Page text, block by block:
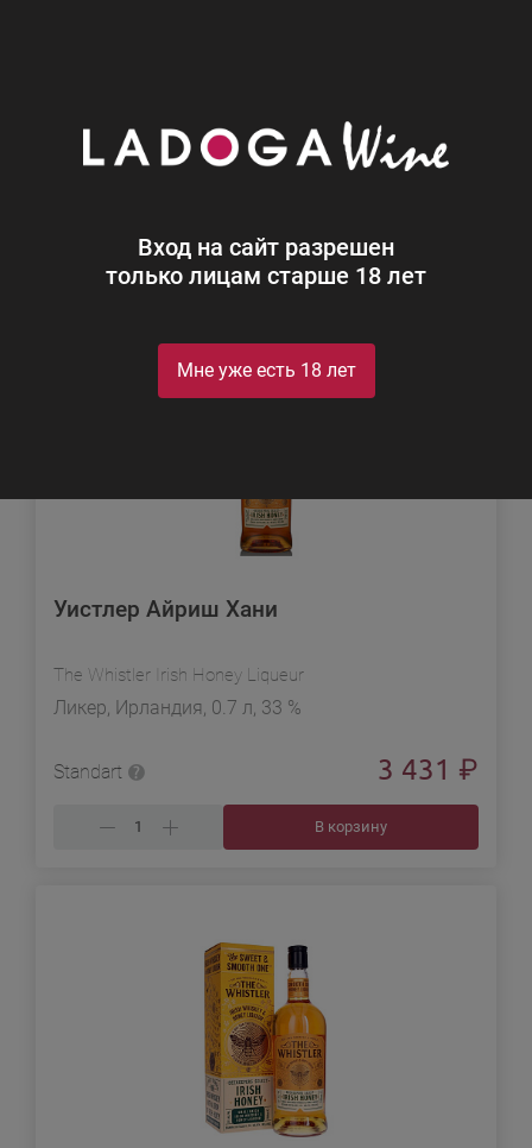
Вход на сайт разрешен
только лицам старше 18 лет
Мне уже есть 18 лет
Ликеры
Сортировка
Уистлер Айриш Хани
The Whistler Irish Honey Liqueur
Ликер, Ирландия, 0.7 л, 33 %
Standart 3 431 ₽
В корзину